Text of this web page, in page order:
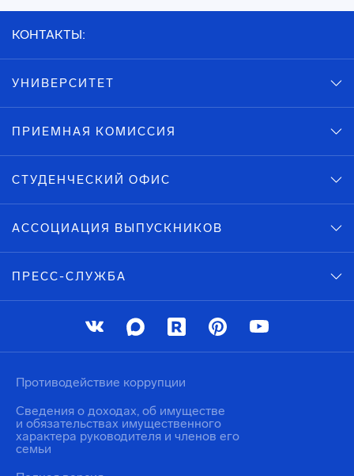
КОНТАКТЫ:
УНИВЕРСИТЕТ
ПРИЕМНАЯ КОМИССИЯ
СТУДЕНЧЕСКИЙ ОФИС
АССОЦИАЦИЯ ВЫПУСКНИКОВ
ПРЕСС-СЛУЖБА
Противодействие коррупции
Сведения о доходах, об имуществе
и обязательствах имущественного
характера руководителя и членов его
семьи